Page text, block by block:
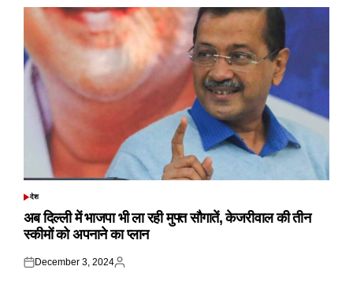
POSTED
देश
अब दिल्ली में भाजपा भी ला रही मुफ्त सौगातें, केजरीवाल की तीन
स्कीमों को अपनाने का प्लान
Posted
December 3, 2024
Posted